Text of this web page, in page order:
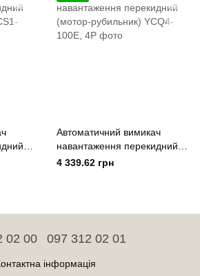
Автоматичний вимикач
навантаження перекидний
(мотор-рубильник) YCQ4-
4 339.62 грн
02 00 097 312 02 01
інформація